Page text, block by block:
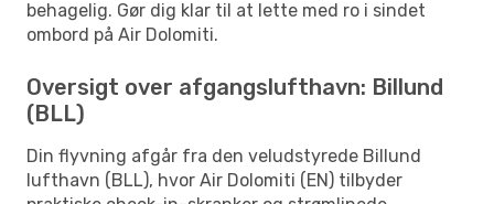
behagelig. Gør dig klar til at lette med ro i sindet
ombord på Air Dolomiti.
Oversigt over afgangslufthavn: Billund
(BLL)
Din flyvning afgår fra den veludstyrede Billund
lufthavn (BLL), hvor Air Dolomiti (EN) tilbyder